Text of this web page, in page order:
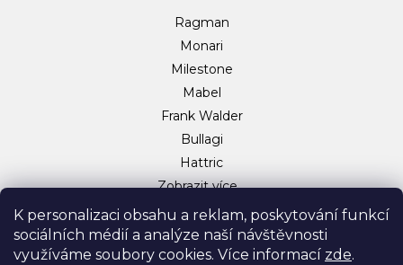
K personalizaci obsahu a reklam, poskytování funkcí
sociálních médií a analýze naší návštěvnosti
využíváme soubory cookies. Více informací zde.
Ragman
Monari
Milestone
Mabel
Frank Walder
Bullagi
Hattric
Zobrazit více…
Sociální sítě
Facebook
Instagram